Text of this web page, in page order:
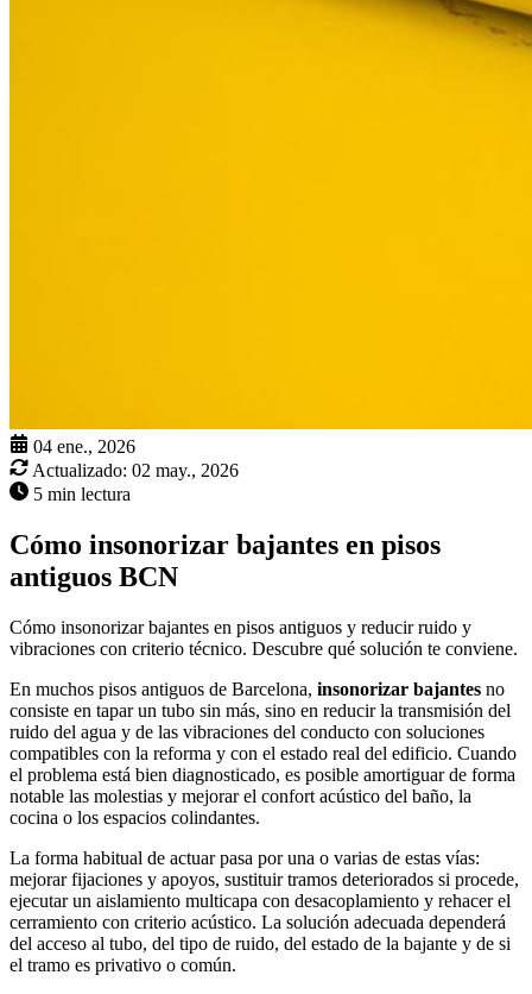
04 ene., 2026
Actualizado: 02 may., 2026
5 min lectura
Cómo insonorizar bajantes en pisos
antiguos BCN
Cómo insonorizar bajantes en pisos antiguos y reducir ruido y
vibraciones con criterio técnico. Descubre qué solución te conviene.
En muchos pisos antiguos de Barcelona, insonorizar bajantes no
consiste en tapar un tubo sin más, sino en reducir la transmisión del
ruido del agua y de las vibraciones del conducto con soluciones
compatibles con la reforma y con el estado real del edificio. Cuando
el problema está bien diagnosticado, es posible amortiguar de forma
notable las molestias y mejorar el confort acústico del baño, la
cocina o los espacios colindantes.
La forma habitual de actuar pasa por una o varias de estas vías:
mejorar fijaciones y apoyos, sustituir tramos deteriorados si procede,
ejecutar un aislamiento multicapa con desacoplamiento y rehacer el
cerramiento con criterio acústico. La solución adecuada dependerá
del acceso al tubo, del tipo de ruido, del estado de la bajante y de si
el tramo es privativo o común.